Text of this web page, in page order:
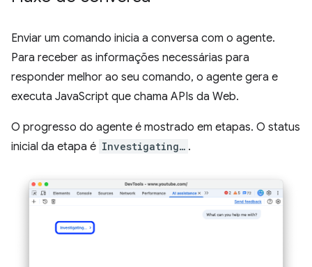
Enviar um comando inicia a conversa com o agente.
Para receber as informações necessárias para
responder melhor ao seu comando, o agente gera e
executa JavaScript que chama APIs da Web.
O progresso do agente é mostrado em etapas. O status
inicial da etapa é Investigating… .